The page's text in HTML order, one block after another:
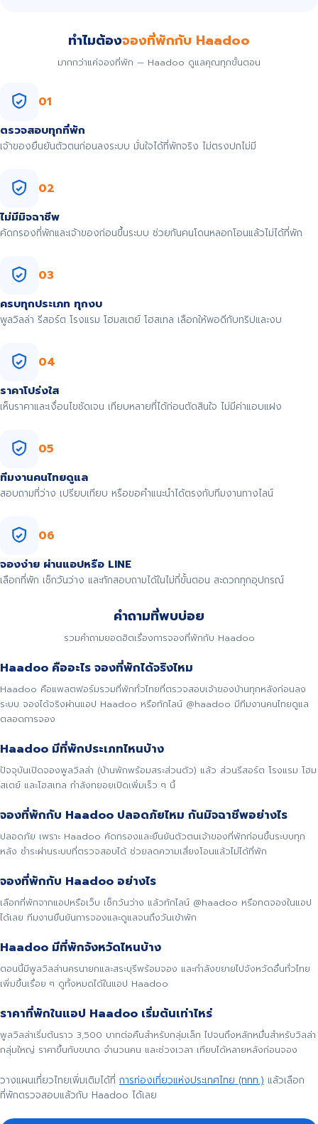
ทำไมต้องจองที่พักกับ Haadoo
มากกว่าแค่จองที่พัก — Haadoo ดูแลคุณทุกขั้นตอน
01
ตรวจสอบทุกที่พัก
เจ้าของยืนยันตัวตนก่อนลงระบบ มั่นใจได้ที่พักจริง ไม่ตรงปกไม่มี
02
ไม่มีมิจฉาชีพ
คัดกรองที่พักและเจ้าของก่อนขึ้นระบบ ช่วยกันคนโดนหลอกโอนแล้วไม่ได้ที่พัก
03
ครบทุกประเภท ทุกงบ
พูลวิลล่า รีสอร์ต โรงแรม โฮมสเตย์ โฮสเทล เลือกให้พอดีกับทริปและงบ
04
ราคาโปร่งใส
เห็นราคาและเงื่อนไขชัดเจน เทียบหลายที่ได้ก่อนตัดสินใจ ไม่มีค่าแอบแฝง
05
ทีมงานคนไทยดูแล
สอบถามที่ว่าง เปรียบเทียบ หรือขอคำแนะนำได้ตรงกับทีมงานทางไลน์
06
จองง่าย ผ่านแอปหรือ LINE
เลือกที่พัก เช็กวันว่าง และทักสอบถามได้ในไม่กี่ขั้นตอน สะดวกทุกอุปกรณ์
คำถามที่พบบ่อย
รวมคำถามยอดฮิตเรื่องการจองที่พักกับ Haadoo
Haadoo คืออะไร จองที่พักได้จริงไหม
Haadoo คือแพลตฟอร์มรวมที่พักทั่วไทยที่ตรวจสอบเจ้าของบ้านทุกหลังก่อนลง
ระบบ จองได้จริงผ่านแอป Haadoo หรือทักไลน์ @haadoo มีทีมงานคนไทยดูแล
ตลอดการจอง
Haadoo มีที่พักประเภทไหนบ้าง
ปัจจุบันเปิดจองพูลวิลล่า (บ้านพักพร้อมสระส่วนตัว) แล้ว ส่วนรีสอร์ต โรงแรม โฮม
สเตย์ และโฮสเทล กำลังทยอยเปิดเพิ่มเร็ว ๆ นี้
จองที่พักกับ Haadoo ปลอดภัยไหม กันมิจฉาชีพอย่างไร
ปลอดภัย เพราะ Haadoo คัดกรองและยืนยันตัวตนเจ้าของที่พักก่อนขึ้นระบบทุก
หลัง ชำระผ่านระบบที่ตรวจสอบได้ ช่วยลดความเสี่ยงโอนแล้วไม่ได้ที่พัก
จองที่พักกับ Haadoo อย่างไร
เลือกที่พักจากแอปหรือเว็บ เช็กวันว่าง แล้วทักไลน์ @haadoo หรือกดจองในแอป
ได้เลย ทีมงานยืนยันการจองและดูแลจนถึงวันเข้าพัก
Haadoo มีที่พักจังหวัดไหนบ้าง
ตอนนี้มีพูลวิลล่านครนายกและสระบุรีพร้อมจอง และกำลังขยายไปจังหวัดอื่นทั่วไทย
เพิ่มขึ้นเรื่อย ๆ ดูทั้งหมดได้ในแอป Haadoo
ราคาที่พักในแอป Haadoo เริ่มต้นเท่าไหร่
พูลวิลล่าเริ่มต้นราว 3,500 บาทต่อคืนสำหรับกลุ่มเล็ก ไปจนถึงหลักหมื่นสำหรับวิลล่า
กลุ่มใหญ่ ราคาขึ้นกับขนาด จำนวนคน และช่วงเวลา เทียบได้หลายหลังก่อนจอง
วางแผนเที่ยวไทยเพิ่มเติมได้ที่ การท่องเที่ยวแห่งประเทศไทย (ททท.) แล้วเลือก
ที่พักตรวจสอบแล้วกับ Haadoo ได้เลย